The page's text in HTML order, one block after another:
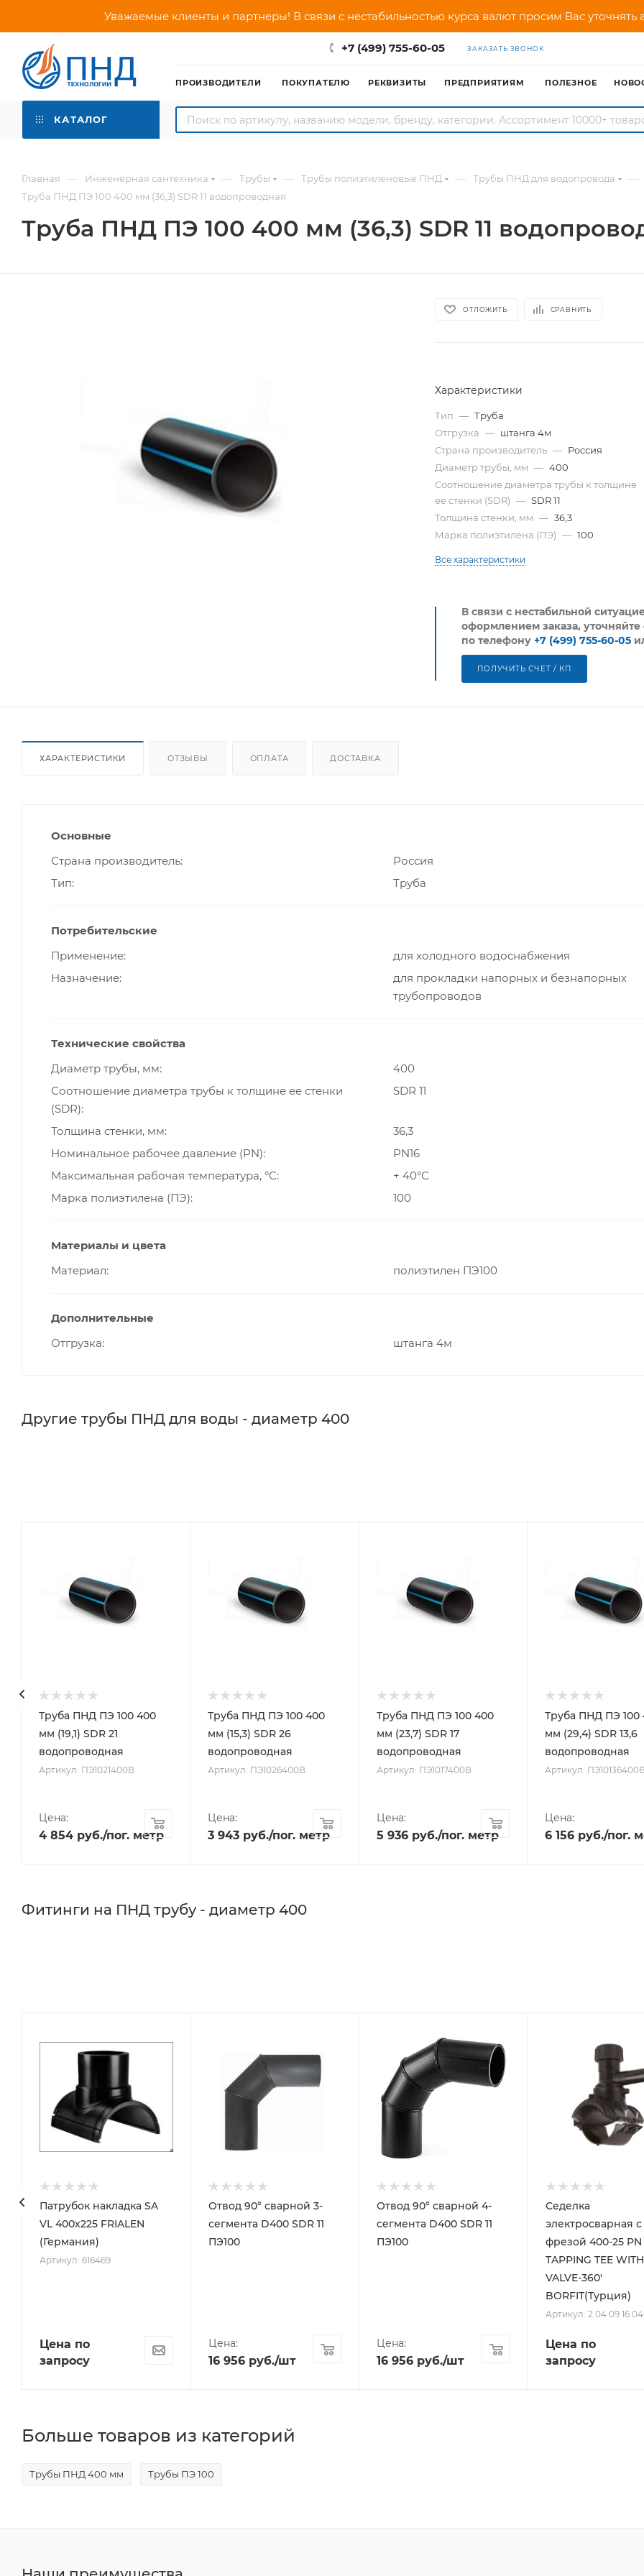
Уважаемые клиенты и партнеры! В связи с нестабильностью курса валют просим Вас
+7 (499) 755-60-05 ЗАКАЗАТЬ ЗВОНОК
ПРОИЗВОДИТЕЛИ ПОКУПАТЕЛЮ РЕКВИЗИТЫ ПРЕДПРИЯТИЯМ ПОЛЕЗНОЕ
КАТАЛОГ
Главная — Инженерная сантехника — Трубы — Трубы полиэтиленовые ПНД — Трубы ПНД для водопровода —
Труба ПНД ПЭ 100 400 мм (36,3) SDR 11 водопроводная
Труба ПНД ПЭ 100 400 мм (36,3) SDR 11
ОТЛОЖИТЬ СРАВНИТЬ
Характеристики
Тип — Труба
Отгрузка — штанга 4м
Страна производитель — Россия
Диаметр трубы, мм — 400
Cоотношение диаметра трубы к толщине
ее стенки (SDR) — SDR 11
Толщина стенки, мм — 36,3
Марка полиэтилена (ПЭ) — 100
Все характеристики
В связи с нестабильной
оформлением заказа, уточняйте
по телефону+7 (499) 755-60-05
ПОЛУЧИТЬ СЧЕТ / КП
ХАРАКТЕРИСТИКИ ОТЗЫВЫ ОПЛАТА ДОСТАВКА
Основные
Страна производитель
Россия
Тип
Труба
Потребительские
Применение
для холодного водоснабжения
Назначение
для прокладки напорных и безнапорных
трубопроводов
Технические свойства
Диаметр трубы, мм
400
Cоотношение диаметра трубы к толщине ее стенки
(SDR)
SDR 11
Толщина стенки, мм
36,3
Номинальное рабочее давление (PN)
PN16
Максимальная рабочая температура, °С
+ 40°С
Марка полиэтилена (ПЭ)
100
Материалы и цвета
Материал
полиэтилен ПЭ100
Дополнительные
Отгрузка
штанга 4м
Другие трубы ПНД для воды - диаметр 400
Труба ПНД ПЭ 100 400
мм (19,1) SDR 21
водопроводная
Артикул: ПЭ1021400В
Цена:
4 854 руб./пог. метр
Труба ПНД ПЭ 100 400
мм (15,3) SDR 26
водопроводная
Артикул: ПЭ1026400В
Цена:
3 943руб./пог. метр
Труба ПНД ПЭ 100 400
мм (23,7) SDR 17
водопроводная
Артикул: ПЭ1017400В
Цена:
5 936руб./пог. метр
Труба ПНД ПЭ 100
мм (29,4) SDR 13,6
водопроводная
Артикул: ПЭ10136400В
Цена:
6 156 руб./пог.
Фитинги на ПНД трубу - диаметр 400
Патрубок накладка SA
VL 400х225 FRIALEN
(Германия)
Артикул: 616469
Цена по
запросу
Отвод 90° сварной 3-
сегмента D400 SDR 11
ПЭ100
Цена:
16 956руб./шт
Отвод 90° сварной 4-
сегмента D400 SDR 11
ПЭ100
Цена:
16 956 руб./шт
Седелка
электросварная с
фрезой 400-25 PN
TAPPING TEE
VALVE-360'
BORFIT(Турция)
Артикул: 2 04 09 16
Цена по
запросу
Больше товаров из категорий
Трубы ПНД 400 мм Трубы ПЭ 100